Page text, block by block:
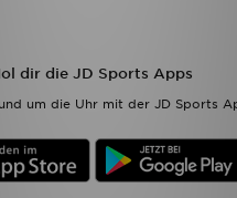
dir die JD Sports Apps
um die Uhr mit der JD Sports